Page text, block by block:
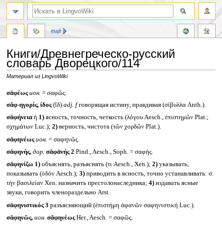
Книги/Древнегреческо-русский
словарь Дворецкого/114
Материал из LingvoWiki
Перейти
Перейти
σᾰφέως ион. = σαφῶς.
σᾰφ-ηγορίς, ίδος(ῐδ) adj. fговорящая истину, правдивая (σίβυλλα Anth.).
σᾰφήνεια ἠ 1)ясность, точность, четкость (λόγου Aesch., ἐπιστημῶν Plat.;
σχημάτων Luc.); 2)верность, чистота (τῶν χορδῶν Plat.).
σᾰφηνέως ион. = σαφηνῶς.
σᾰφηνής, дор. σᾰφᾱνής 2 Pind., Aesch., Soph. = σαφής.
σᾰφηνίζω 1)объяснять, разъяснять (τι Aesch., Xen.); 2)указывать,
показывать (ὁδόν Aesch.); 3)приводить в ясность, точно устанавливать: σ.
τὴν βασιλείαν Xen. назначить престолонаследника; 4)издавать ясные
звуки, говорить членораздельно Arst.
σᾰφηνιστικός 3 разъясняющий (ἐπιστήμη ἀφανῶν σαφηνιστική Luc.).
σᾰφηνῶς, ион. σᾰφηνέωςHer., Aesch. = σαφῶς.
ещё